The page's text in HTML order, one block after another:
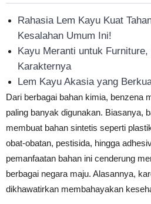
Rahasia Lem Kayu Kuat
Kesalahan Umum Ini!
Kayu Meranti untuk
Karakternya
Lem Kayu Akasia yang
Dari berbagai bahan kimia, benzena
paling banyak digunakan. Biasanya,
membuat bahan sintetis seperti
obat-obatan, pestisida, hingga
pemanfaatan bahan ini cenderung
berbagai negara maju. Alasannya,
dikhawatirkan membahayakan